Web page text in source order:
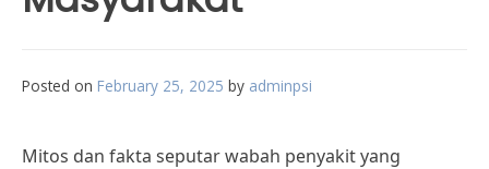
Posted on February 25, 2025 by adminpsi
Mitos dan fakta seputar wabah penyakit yang